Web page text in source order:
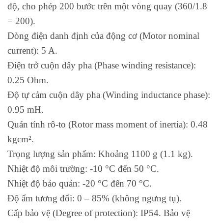
độ, cho phép 200 bước trên một vòng quay (360/1.8
= 200).
Dòng điện danh định của động cơ (Motor nominal
current): 5 A.
Điện trở cuộn dây pha (Phase winding resistance):
0.25 Ohm.
Độ tự cảm cuộn dây pha (Winding inductance phase):
0.95 mH.
Quán tính rô-to (Rotor mass moment of inertia): 0.48
kgcm².
Trọng lượng sản phẩm: Khoảng 1100 g (1.1 kg).
Nhiệt độ môi trường: -10 °C đến 50 °C.
Nhiệt độ bảo quản: -20 °C đến 70 °C.
Độ ẩm tương đối: 0 – 85% (không ngưng tụ).
Cấp bảo vệ (Degree of protection): IP54. Bảo vệ